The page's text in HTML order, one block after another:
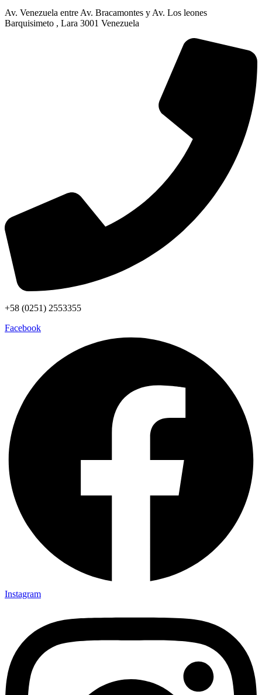
Av. Venezuela entre Av. Bracamontes y Av. Los leones
Barquisimeto , Lara 3001 Venezuela
+58 (0251) 2553355
Facebook
Instagram